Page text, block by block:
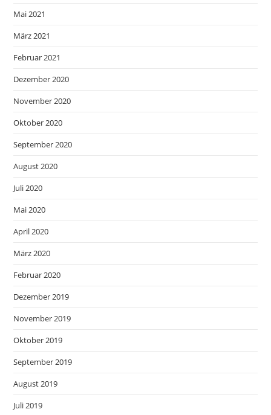
Mai 2021
März 2021
Februar 2021
Dezember 2020
November 2020
Oktober 2020
September 2020
August 2020
Juli 2020
Mai 2020
April 2020
März 2020
Februar 2020
Dezember 2019
November 2019
Oktober 2019
September 2019
August 2019
Juli 2019